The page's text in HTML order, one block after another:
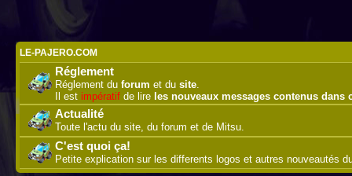
LE-PAJERO.COM
Réglement
Réglement du forum et du site.
Il est impératif de lire les nouveaux messages contenus dans
Actualité
Toute l'actu du site, du forum et de Mitsu.
C'est quoi ça!
Petite explication sur les differents logos et autres nouveautés